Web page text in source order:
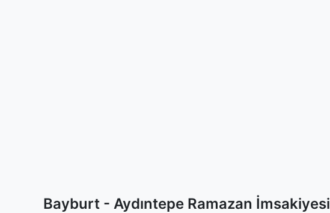
Bayburt - Aydıntepe Ramazan İmsakiyesi